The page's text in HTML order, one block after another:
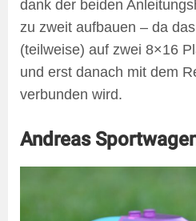
dank der beiden
zu zweit aufbauen – da
(teilweise) auf zwei 8×16
und erst danach mit dem
verbunden wird.
Andreas